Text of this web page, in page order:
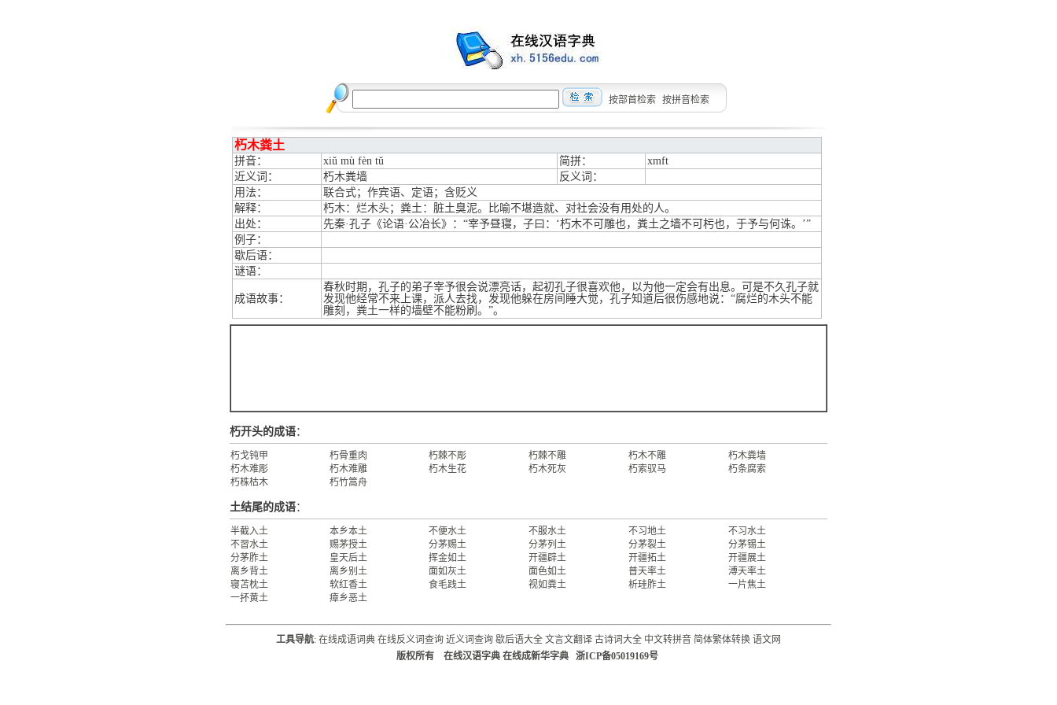
按部首检索 按拼音检索
朽木粪土
拼音： xiǔ mù fèn tǔ 简拼：
xmft
近义词：
朽木粪墙
反义词：
用法：
联合式；作宾语、定语；含贬义
解释：
朽木：烂木头；粪土：脏土臭泥。比喻不堪造就、对社会没有用处的人。
出处：
先秦·孔子《论语·公冶长》：“宰予昼寝，子曰：‘朽木不可雕也，粪土之墙不可杇也，于予与何诛。’”
例子：
歇后语：
谜语：
成语故事：
春秋时期，孔子的弟子宰予很会说漂亮话，起初孔子很喜欢他，以为他一定会有出息。可是不久孔子就
发现他经常不来上课，派人去找，发现他躲在房间睡大觉，孔子知道后很伤感地说：“腐烂的木头不能
雕刻，粪土一样的墙壁不能粉刷。”。
朽开头的成语：
朽戈钝甲 朽骨重肉 朽棘不彫 朽棘不雕 朽木不雕
朽木粪墙
朽木难彫
朽木难雕 朽木生花 朽木死灰 朽索驭马
朽条腐索
朽株枯木
朽竹篙舟
土结尾的成语：
半截入土 本乡本土 不便水土 不服水土 不习地土
不习水土
不習水土
赐茅授土 分茅赐土 分茅列土 分茅裂土
分茅锡土
分茅胙土
皇天后土 挥金如土 开疆辟土 开疆拓土
开疆展土
离乡背土
离乡别土 面如灰土 面色如土 普天率土
溥天率土
寝苫枕土
软红香土 食毛践土 视如粪土 析珪胙土
一片焦土
一抔黄土
瘴乡恶土
工具导航: 在线成语词典 在线反义词查询 近义词查询 歇后语大全 文言文翻译 古诗词大全 中文转拼音 简体繁体转换 语文网
版权所有 在线汉语字典 在线成新华字典 浙ICP备05019169号